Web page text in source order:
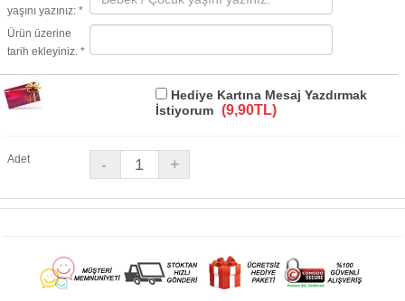
yaşını yazınız: *
Ürün üzerine
tarih ekleyiniz. *
Hediye Kartına Mesaj Yazdırmak
İstiyorum (9,90TL)
Adet